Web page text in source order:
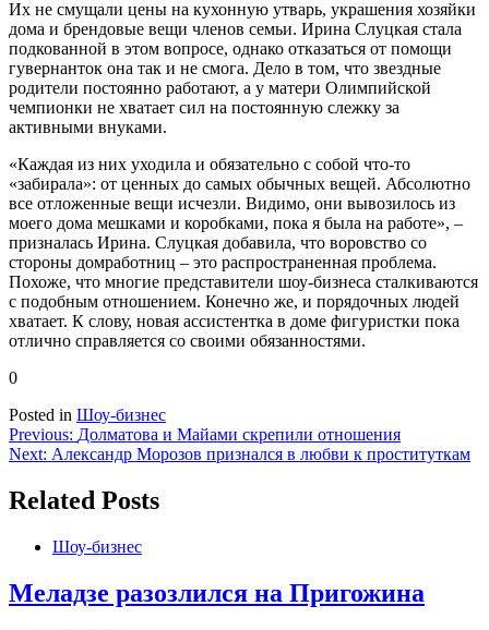
Их не смущали цены на кухонную утварь, украшения хозяйки
дома и брендовые вещи членов семьи. Ирина Слуцкая стала
подкованной в этом вопросе, однако отказаться от помощи
гувернанток она так и не смога. Дело в том, что звездные
родители постоянно работают, а у матери Олимпийской
чемпионки не хватает сил на постоянную слежку за
активными внуками.
«Каждая из них уходила и обязательно с собой что-то
«забирала»: от ценных до самых обычных вещей. Абсолютно
все отложенные вещи исчезли. Видимо, они вывозилось из
моего дома мешками и коробками, пока я была на работе», –
призналась Ирина. Слуцкая добавила, что воровство со
стороны домработниц – это распространенная проблема.
Похоже, что многие представители шоу-бизнеса сталкиваются
с подобным отношением. Конечно же, и порядочных людей
хватает. К слову, новая ассистентка в доме фигуристки пока
отлично справляется со своими обязанностями.
0
Posted in Шоу-бизнес
Навигация
по
записям
Previous: Долматова и Майами скрепили отношения
Next: Александр Морозов признался в любви к проституткам
Related Posts
Шоу-бизнес
Меладзе разозлился на Пригожина